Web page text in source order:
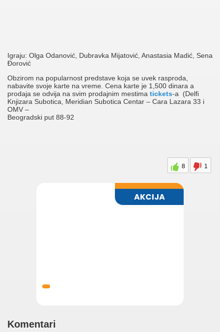
Igraju: Olga Odanović, Dubravka Mijatović, Anastasia Madić, Sena
Đorović
Obzirom na popularnost predstave koja se uvek rasproda,
nabavite svoje karte na vreme. Cena karte je 1,500 dinara a
prodaja se odvija na svim prodajnim mestima tickets-a (Delfi
Knjizara Subotica, Meridian Subotica Centar – Cara Lazara 33 i
OMV –
Beogradski put 88-92
8 1
Komentari